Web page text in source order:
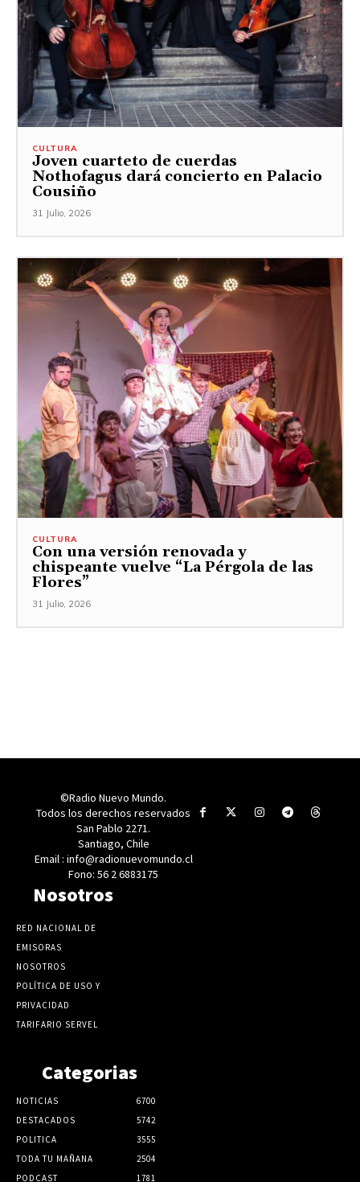
CULTURA
Joven cuarteto de cuerdas
Nothofagus dará concierto en Palacio
Cousiño
31 Julio, 2026
CULTURA
Con una versión renovada y
chispeante vuelve “La Pérgola de las
Flores”
31 Julio, 2026
©Radio Nuevo Mundo.
Todos los derechos reservados
San Pablo 2271.
Santiago, Chile
Email : info@radionuevomundo.cl
Fono: 56 2 6883175
Nosotros
RED NACIONAL DE
EMISORAS
NOSOTROS
POLÍTICA DE USO Y
PRIVACIDAD
TARIFARIO SERVEL
Categorias
NOTICIAS
6700
DESTACADOS
5742
POLITICA
3555
TODA TU MAÑANA
2504
PODCAST
1781